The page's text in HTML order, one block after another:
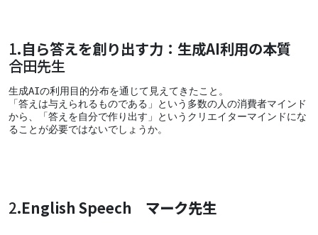
1.自ら答えを創り出す力：生成AI利用の本質
合田先生
生成AIの利用目的分布を通じて見えてきたこと。
「答えは与えられるものである」という多数の人の消費者マインド
から、「答えを自分で作り出す」というクリエイターマインドにな
ることが必要ではないでしょうか。
2.English Speech マーク先生